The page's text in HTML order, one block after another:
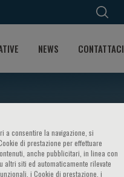
NEWS CONTATTACI
a consentire la navigazione, si
di prestazione per effettuare
anche pubblicitari, in linea con
altri siti ed automaticamente rilevate
i Cookie di prestazione, i